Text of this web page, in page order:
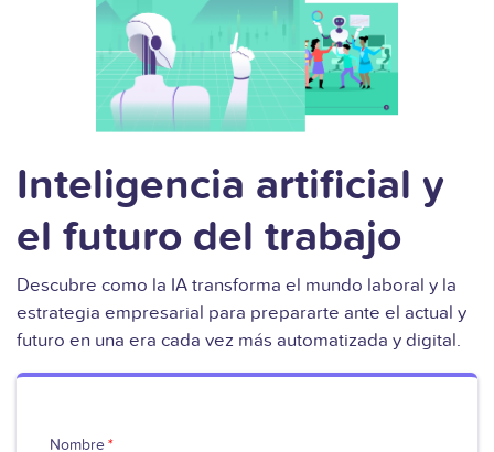
Inteligencia artificial y
el futuro del trabajo
Descubre como la IA transforma el mundo laboral y la
estrategia empresarial para prepararte ante el actual y
futuro en una era cada vez más automatizada y digital.
Nombre*